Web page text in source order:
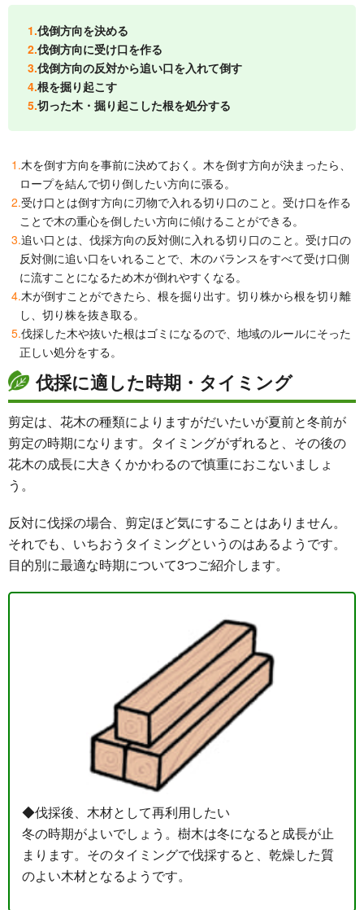
伐倒方向を決める
伐倒方向に受け口を作る
伐倒方向の反対から追い口を入れて倒す
根を掘り起こす
切った木・掘り起こした根を処分する
木を倒す方向を事前に決めておく。木を倒す方向が決まったら、
ロープを結んで切り倒したい方向に張る。
受け口とは倒す方向に刃物で入れる切り口のこと。受け口を作る
ことで木の重心を倒したい方向に傾けることができる。
追い口とは、伐採方向の反対側に入れる切り口のこと。受け口の
反対側に追い口をいれることで、木のバランスをすべて受け口側
に流すことになるため木が倒れやすくなる。
木が倒すことができたら、根を掘り出す。切り株から根を切り離
し、切り株を抜き取る。
伐採した木や抜いた根はゴミになるので、地域のルールにそった
正しい処分をする。
伐採に適した時期・タイミング
剪定は、花木の種類によりますがだいたいが夏前と冬前が
剪定の時期になります。タイミングがずれると、その後の
花木の成長に大きくかかわるので慎重におこないましょ
う。
反対に伐採の場合、剪定ほど気にすることはありません。
それでも、いちおうタイミングというのはあるようです。
目的別に最適な時期について3つご紹介します。
◆伐採後、木材として再利用したい
冬の時期がよいでしょう。樹木は冬になると成長が止
まります。そのタイミングで伐採すると、乾燥した質
のよい木材となるようです。